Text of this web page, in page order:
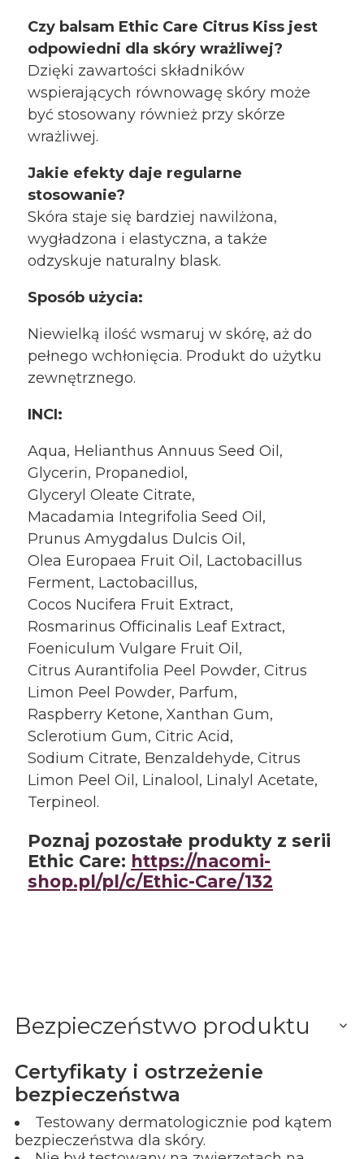
Czy balsam Ethic Care Citrus Kiss jest
odpowiedni dla skóry wrażliwej?
Dzięki zawartości składników
wspierających równowagę skóry może
być stosowany również przy skórze
wrażliwej.
Jakie efekty daje regularne
stosowanie?
Skóra staje się bardziej nawilżona,
wygładzona i elastyczna, a także
odzyskuje naturalny blask.
Sposób użycia:
Niewielką ilość wsmaruj w skórę, aż do
pełnego wchłonięcia. Produkt do użytku
zewnętrznego.
INCI:
Aqua, Helianthus Annuus Seed Oil,
Glycerin, Propanediol,
Glyceryl Oleate Citrate,
Macadamia Integrifolia Seed Oil,
Prunus Amygdalus Dulcis Oil,
Olea Europaea Fruit Oil, Lactobacillus
Ferment, Lactobacillus,
Cocos Nucifera Fruit Extract,
Rosmarinus Officinalis Leaf Extract,
Foeniculum Vulgare Fruit Oil,
Citrus Aurantifolia Peel Powder, Citrus
Limon Peel Powder, Parfum,
Raspberry Ketone, Xanthan Gum,
Sclerotium Gum, Citric Acid,
Sodium Citrate, Benzaldehyde, Citrus
Limon Peel Oil, Linalool, Linalyl Acetate,
Terpineol.
Poznaj pozostałe produkty z serii
Ethic Care: https://nacomi-
shop.pl/pl/c/Ethic-Care/132
Bezpieczeństwo produktu
Certyfikaty i ostrzeżenie
bezpieczeństwa
Testowany dermatologicznie pod kątem
bezpieczeństwa dla skóry.